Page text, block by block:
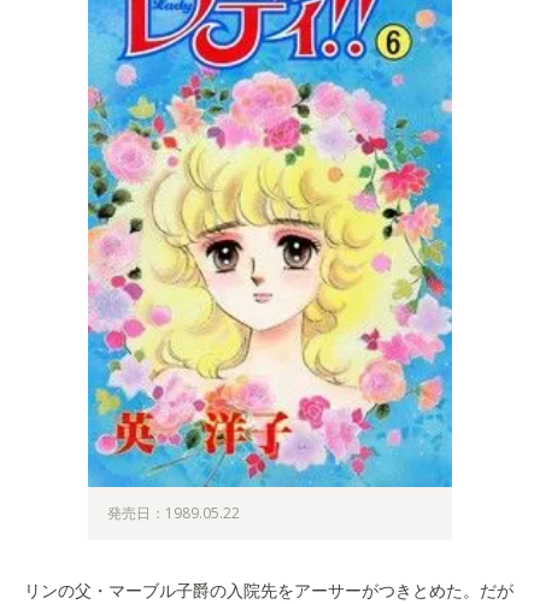
発売日：1989.05.22
リンの父・マーブル子爵の入院先をアーサーがつきとめた。だが